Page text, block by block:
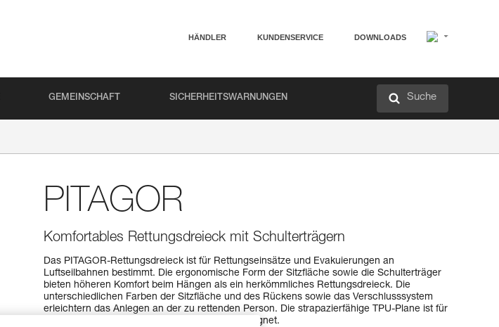
HÄNDLER KUNDENSERVICE DOWNLOADS
GEMEINSCHAFT SICHERHEITSWARNUNGEN Suche
PITAGOR
Komfortables Rettungsdreieck mit Schulterträgern
Das PITAGOR-Rettungsdreieck ist für Rettungseinsätze und Evakuierungen an
Luftseilbahnen bestimmt. Die ergonomische Form der Sitzfläche sowie die Schulterträger
bieten höheren Komfort beim Hängen als ein herkömmliches Rettungsdreieck. Die
unterschiedlichen Farben der Sitzfläche und des Rückens sowie das Verschlusssystem
erleichtern das Anlegen an der zu rettenden Person. Die strapazierfähige TPU-Plane ist für
den regelmäßigen bis intensiven Gebrauch geeignet.